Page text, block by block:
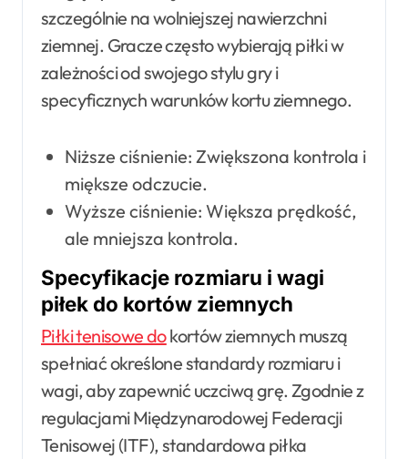
szczególnie na wolniejszej nawierzchni
ziemnej. Gracze często wybierają piłki w
zależności od swojego stylu gry i
specyficznych warunków kortu ziemnego.
Niższe ciśnienie: Zwiększona kontrola i
miększe odczucie.
Wyższe ciśnienie: Większa prędkość,
ale mniejsza kontrola.
Specyfikacje rozmiaru i wagi
piłek do kortów ziemnych
Piłki tenisowe dokortów ziemnych muszą
spełniać określone standardy rozmiaru i
wagi, aby zapewnić uczciwą grę. Zgodnie z
regulacjami Międzynarodowej Federacji
Tenisowej (ITF), standardowa piłka